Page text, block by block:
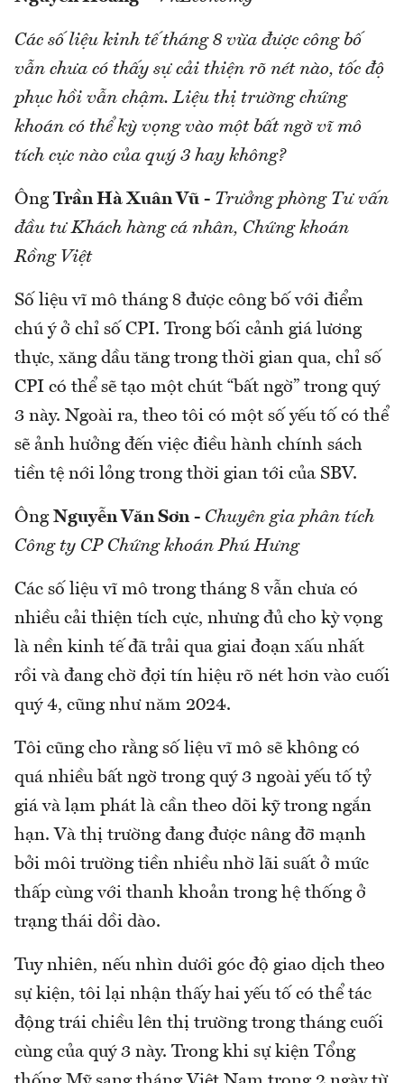
Các số liệu kinh tế tháng 8 vừa được công bố
vẫn chưa có thấy sự cải thiện rõ nét nào, tốc độ
phục hồi vẫn chậm. Liệu thị trường chứng
khoán có thể kỳ vọng vào một bất ngờ vĩ mô
tích cực nào của quý 3 hay không?
Ông Trần Hà Xuân Vũ - Trưởng phòng Tư vấn
đầu tư Khách hàng cá nhân, Chứng khoán
Rồng Việt
Số liệu vĩ mô tháng 8 được công bố với điểm
chú ý ở chỉ số CPI. Trong bối cảnh giá lương
thực, xăng dầu tăng trong thời gian qua, chỉ số
CPI có thể sẽ tạo một chút “bất ngờ” trong quý
3 này. Ngoài ra, theo tôi có một số yếu tố có thể
sẽ ảnh hưởng đến việc điều hành chính sách
tiền tệ nới lỏng trong thời gian tới của SBV.
Ông Nguyễn Văn Sơn- Chuyên gia phân tích
Công ty CP Chứng khoán Phú Hưng
Các số liệu vĩ mô trong tháng 8 vẫn chưa có
nhiều cải thiện tích cực, nhưng đủ cho kỳ vọng
là nền kinh tế đã trải qua giai đoạn xấu nhất
rồi và đang chờ đợi tín hiệu rõ nét hơn vào cuối
quý 4, cũng như năm 2024.
Tôi cũng cho rằng số liệu vĩ mô sẽ không có
quá nhiều bất ngờ trong quý 3 ngoài yếu tố tỷ
giá và lạm phát là cần theo dõi kỹ trong ngắn
hạn. Và thị trường đang được nâng đỡ mạnh
bởi môi trường tiền nhiều nhờ lãi suất ở mức
thấp cùng với thanh khoản trong hệ thống ở
trạng thái dồi dào.
Tuy nhiên, nếu nhìn dưới góc độ giao dịch theo
sự kiện, tôi lại nhận thấy hai yếu tố có thể tác
động trái chiều lên thị trường trong tháng cuối
cùng của quý 3 này. Trong khi sự kiện Tổng